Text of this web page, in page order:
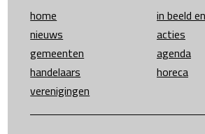
home
in beeld
nieuws
acties
gemeenten
agenda
handelaars
horeca
verenigingen